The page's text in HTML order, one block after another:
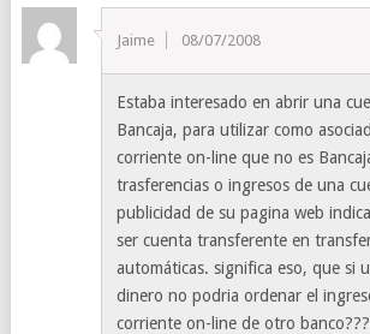
Jaime 08/07/2008
Estaba interesado en abrir una
Bancaja, para utilizar como
corriente on-line que no es
trasferencias o ingresos de una
publicidad de su pagina web
ser cuenta transferente en
automáticas. significa eso, que si
dinero no podria ordenar el
corriente on-line de otro banco???